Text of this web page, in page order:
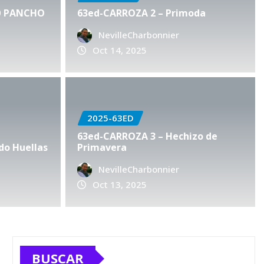
5 -Haciendo
Oct 13, 2025 0
PANCHO 63ed-CARROZA 2 – Primoda
NevilleCharbonnier
Oct 14, 2025
Huellas
2025-63ED
63ed-CARROZA 3 – Hechizo de
Primavera
NevilleCharbonnier
Oct 13, 2025
BUSCAR